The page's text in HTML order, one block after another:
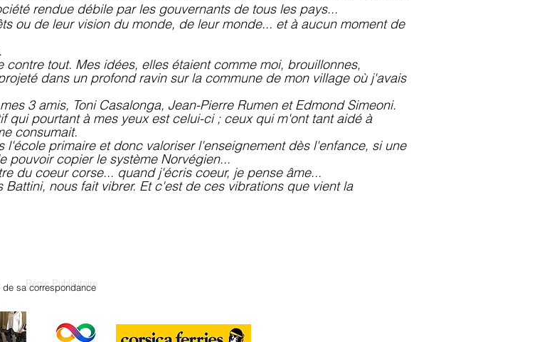
rendue débile par les gouvernants de tous les pays...
ou de leur vision du monde, de leur monde... et à aucun moment de
tout. Mes idées, elles étaient comme moi, brouillonnes,
dans un profond ravin sur la commune de mon village où j'avais
3 amis, Toni Casalonga, Jean-Pierre Rumen et Edmond Simeoni.
qui pourtant à mes yeux est celui-ci ; ceux qui m'ont tant aidé à
consumait.
primaire et donc valoriser l'enseignement dès l'enfance, si une
pouvoir copier le système Norvégien...
du coeur corse... quand j'écris coeur, je pense âme...
nous fait vibrer. Et c'est de ces vibrations que vient la
Régie Publicitaire
de sa correspondance